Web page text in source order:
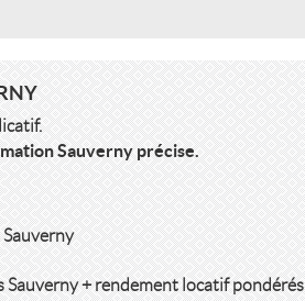
Sauverny précise.
+ rendement locatif pondérés